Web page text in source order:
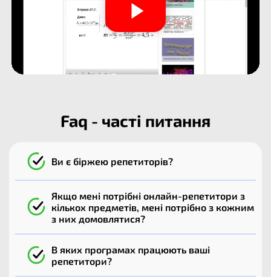
Faq - часті питання
Ви є біржею репетиторів?
Якщо мені потрібні онлайн-репетитори з
кількох предметів, мені потрібно з кожним
з них домовлятися?
В яких програмах працюють ваші
репетитори?